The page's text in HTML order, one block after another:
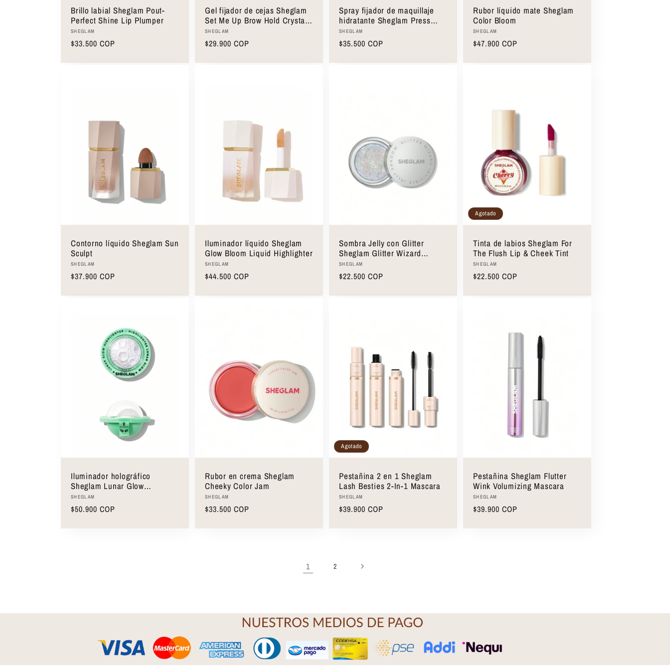
Brillo labial Sheglam Pout-
Perfect Shine Lip Plumper
Proveedor:
SHEGLAM
Precio
$33.500 COP
Gel fijador de cejas Sheglam
Set Me Up Brow Hold Crystal
Clear
Proveedor:
SHEGLAM
Precio
$29.900 COP
Spray fijador de maquillaje
hidratante Sheglam Press
Refresh 55 ml
Proveedor:
SHEGLAM
Precio
$35.500 COP
Rubor líquido mate Sheglam
Color Bloom
Proveedor:
SHEGLAM
Precio
$47.900 COP
Seleccionar opciones
Contorno líquido Sheglam Sun
Sculpt
Proveedor:
SHEGLAM
Precio
$37.900 COP
Seleccionar opciones
Iluminador líquido Sheglam
Glow Bloom Liquid Highlighter
Proveedor:
SHEGLAM
Precio
$44.500 COP
Sombra Jelly con Glitter
Sheglam Glitter Wizard
Invisible Jelly Shadow
Proveedor:
SHEGLAM
Precio
$22.500 COP
Agotado
Tinta de labios Sheglam For
The Flush Lip & Cheek Tint
Proveedor:
SHEGLAM
Precio
$22.500 COP
Agregar al carrito
Iluminador holográfico
Sheglam Lunar Glow
Highlighter
Proveedor:
SHEGLAM
Precio
$50.900 COP
Rubor en crema Sheglam
Cheeky Color Jam
Proveedor:
SHEGLAM
Precio
$33.500 COP
Agotado
Pestañina 2 en 1 Sheglam
Lash Besties 2-In-1 Mascara
Proveedor:
SHEGLAM
Precio
$39.900 COP
Agregar al carrito
Pestañina Sheglam Flutter
Wink Volumizing Mascara
Proveedor:
SHEGLAM
Precio
$39.900 COP
1 2